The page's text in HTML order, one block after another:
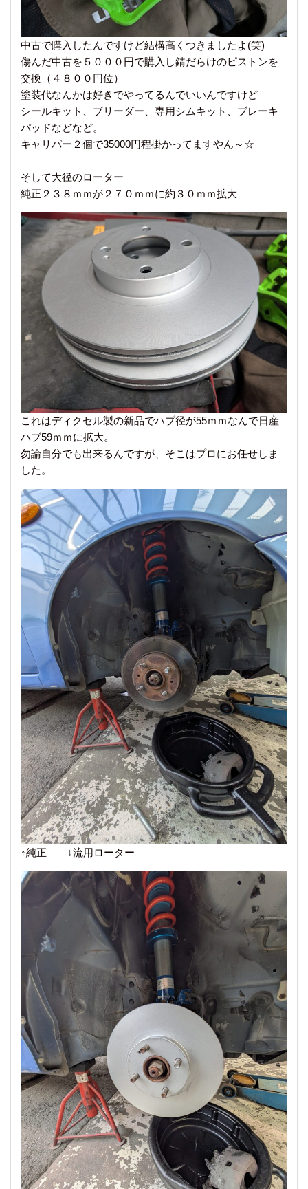
中古で購入したんですけど結構高くつきましたよ(笑)
傷んだ中古を５０００円で購入し錆だらけのピストンを
交換（４８００円位）
塗装代なんかは好きでやってるんでいいんですけど
シールキット、ブリーダー、専用シムキット、ブレーキ
パッドなどなど。
キャリパー２個で35000円程掛かってますやん～☆
そして大径のローター
純正２３８ｍｍが２７０ｍｍに約３０ｍｍ拡大
これはディクセル製の新品でハブ径が55ｍｍなんで日産
ハブ59ｍｍに拡大。
勿論自分でも出来るんですが、そこはプロにお任せしま
した。
↑純正 ↓流用ローター